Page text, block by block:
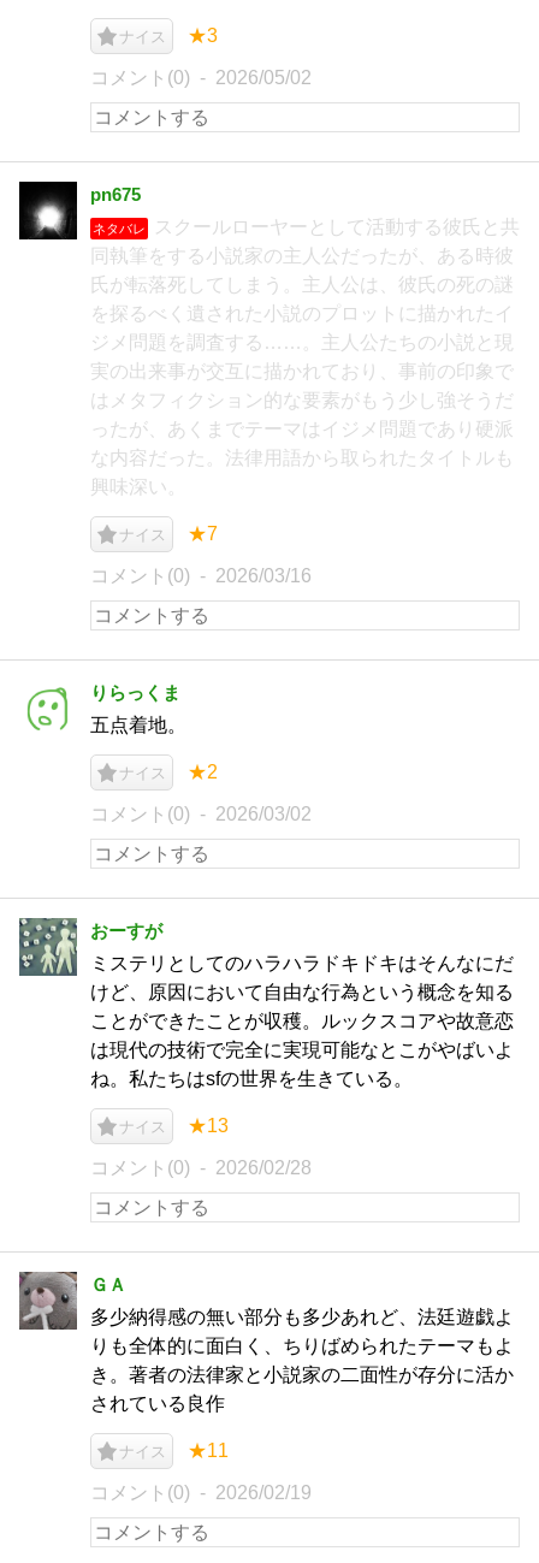
ナイス ★3
コメント(0) 2026/05/02
pn675
ネタバレ
スクールローヤーとして活動する彼氏と共
同執筆をする小説家の主人公だったが、ある時彼
氏が転落死してしまう。主人公は、彼氏の死の謎
を探るべく遺された小説のプロットに描かれたイ
ジメ問題を調査する……。主人公たちの小説と現
実の出来事が交互に描かれており、事前の印象で
はメタフィクション的な要素がもう少し強そうだ
ったが、あくまでテーマはイジメ問題であり硬派
な内容だった。法律用語から取られたタイトルも
興味深い。
ナイス ★7
コメント(0) 2026/03/16
りらっくま
五点着地。
ナイス ★2
コメント(0) 2026/03/02
おーすが
ミステリとしてのハラハラドキドキはそんなにだ
けど、原因において自由な行為という概念を知る
ことができたことが収穫。ルックスコアや故意恋
は現代の技術で完全に実現可能なとこがやばいよ
ね。私たちはsfの世界を生きている。
ナイス ★13
コメント(0) 2026/02/28
ＧＡ
多少納得感の無い部分も多少あれど、法廷遊戯よ
りも全体的に面白く、ちりばめられたテーマもよ
き。著者の法律家と小説家の二面性が存分に活か
されている良作
ナイス ★11
コメント(0) 2026/02/19